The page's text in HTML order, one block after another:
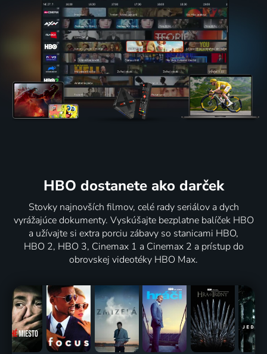
HBO dostanete ako darček
Stovky najnovších filmov, celé rady seriálov a dych
vyrážajúce dokumenty. Vyskúšajte bezplatne balíček HBO
a užívajte si extra porciu zábavy so stanicami HBO,
HBO 2, HBO 3, Cinemax 1 a Cinemax 2 a prístup do
obrovskej videotéky HBO Max.